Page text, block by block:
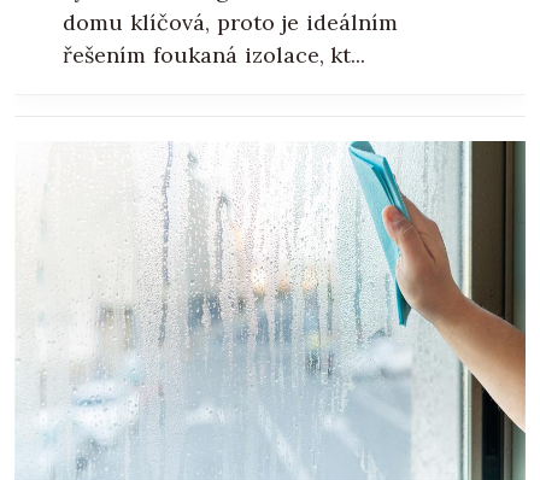
domu klíčová, proto je ideálním
řešením foukaná izolace, kt...